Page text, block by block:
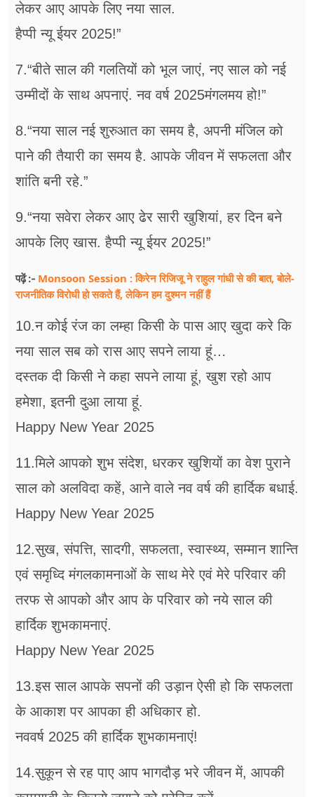
लेकर आए आपके लिए नया साल.
हैप्पी न्यू ईयर 2025!”
7.“बीते साल की गलतियों को भूल जाएं, नए साल को नई
उम्मीदों के साथ अपनाएं. नव वर्ष 2025मंगलमय हो!”
8.“नया साल नई शुरुआत का समय है, अपनी मंजिल को
पाने की तैयारी का समय है. आपके जीवन में सफलता और
शांति बनी रहे.”
9.“नया सवेरा लेकर आए ढेर सारी खुशियां, हर दिन बने
आपके लिए खास. हैप्पी न्यू ईयर 2025!”
पढ़ें :- Monsoon Session : किरेन रिजिजू ने राहुल गांधी से की बात, बोले-
राजनीतिक विरोधी हो सकते हैं, लेकिन हम दुश्मन नहीं हैं
10.न कोई रंज का लम्हा किसी के पास आए खुदा करे कि
नया साल सब को रास आए सपने लाया हूं…
दस्तक दी किसी ने कहा सपने लाया हूं, खुश रहो आप
हमेशा, इतनी दुआ लाया हूं.
Happy New Year 2025
11.मिले आपको शुभ संदेश, धरकर खुशियों का वेश पुराने
साल को अलविदा कहें, आने वाले नव वर्ष की हार्दिक बधाई.
Happy New Year 2025
12.सुख, संपत्ति, सादगी, सफलता, स्वास्थ्य, सम्मान शान्ति
एवं समृध्दि मंगलकामनाओं के साथ मेरे एवं मेरे परिवार की
तरफ से आपको और आप के परिवार को नये साल की
हार्दिक शुभकामनाएं.
Happy New Year 2025
13.इस साल आपके सपनों की उड़ान ऐसी हो कि सफलता
के आकाश पर आपका ही अधिकार हो.
नववर्ष 2025 की हार्दिक शुभकामनाएं!
14.सुकून से रह पाए आप भागदौड़ भरे जीवन में, आपकी